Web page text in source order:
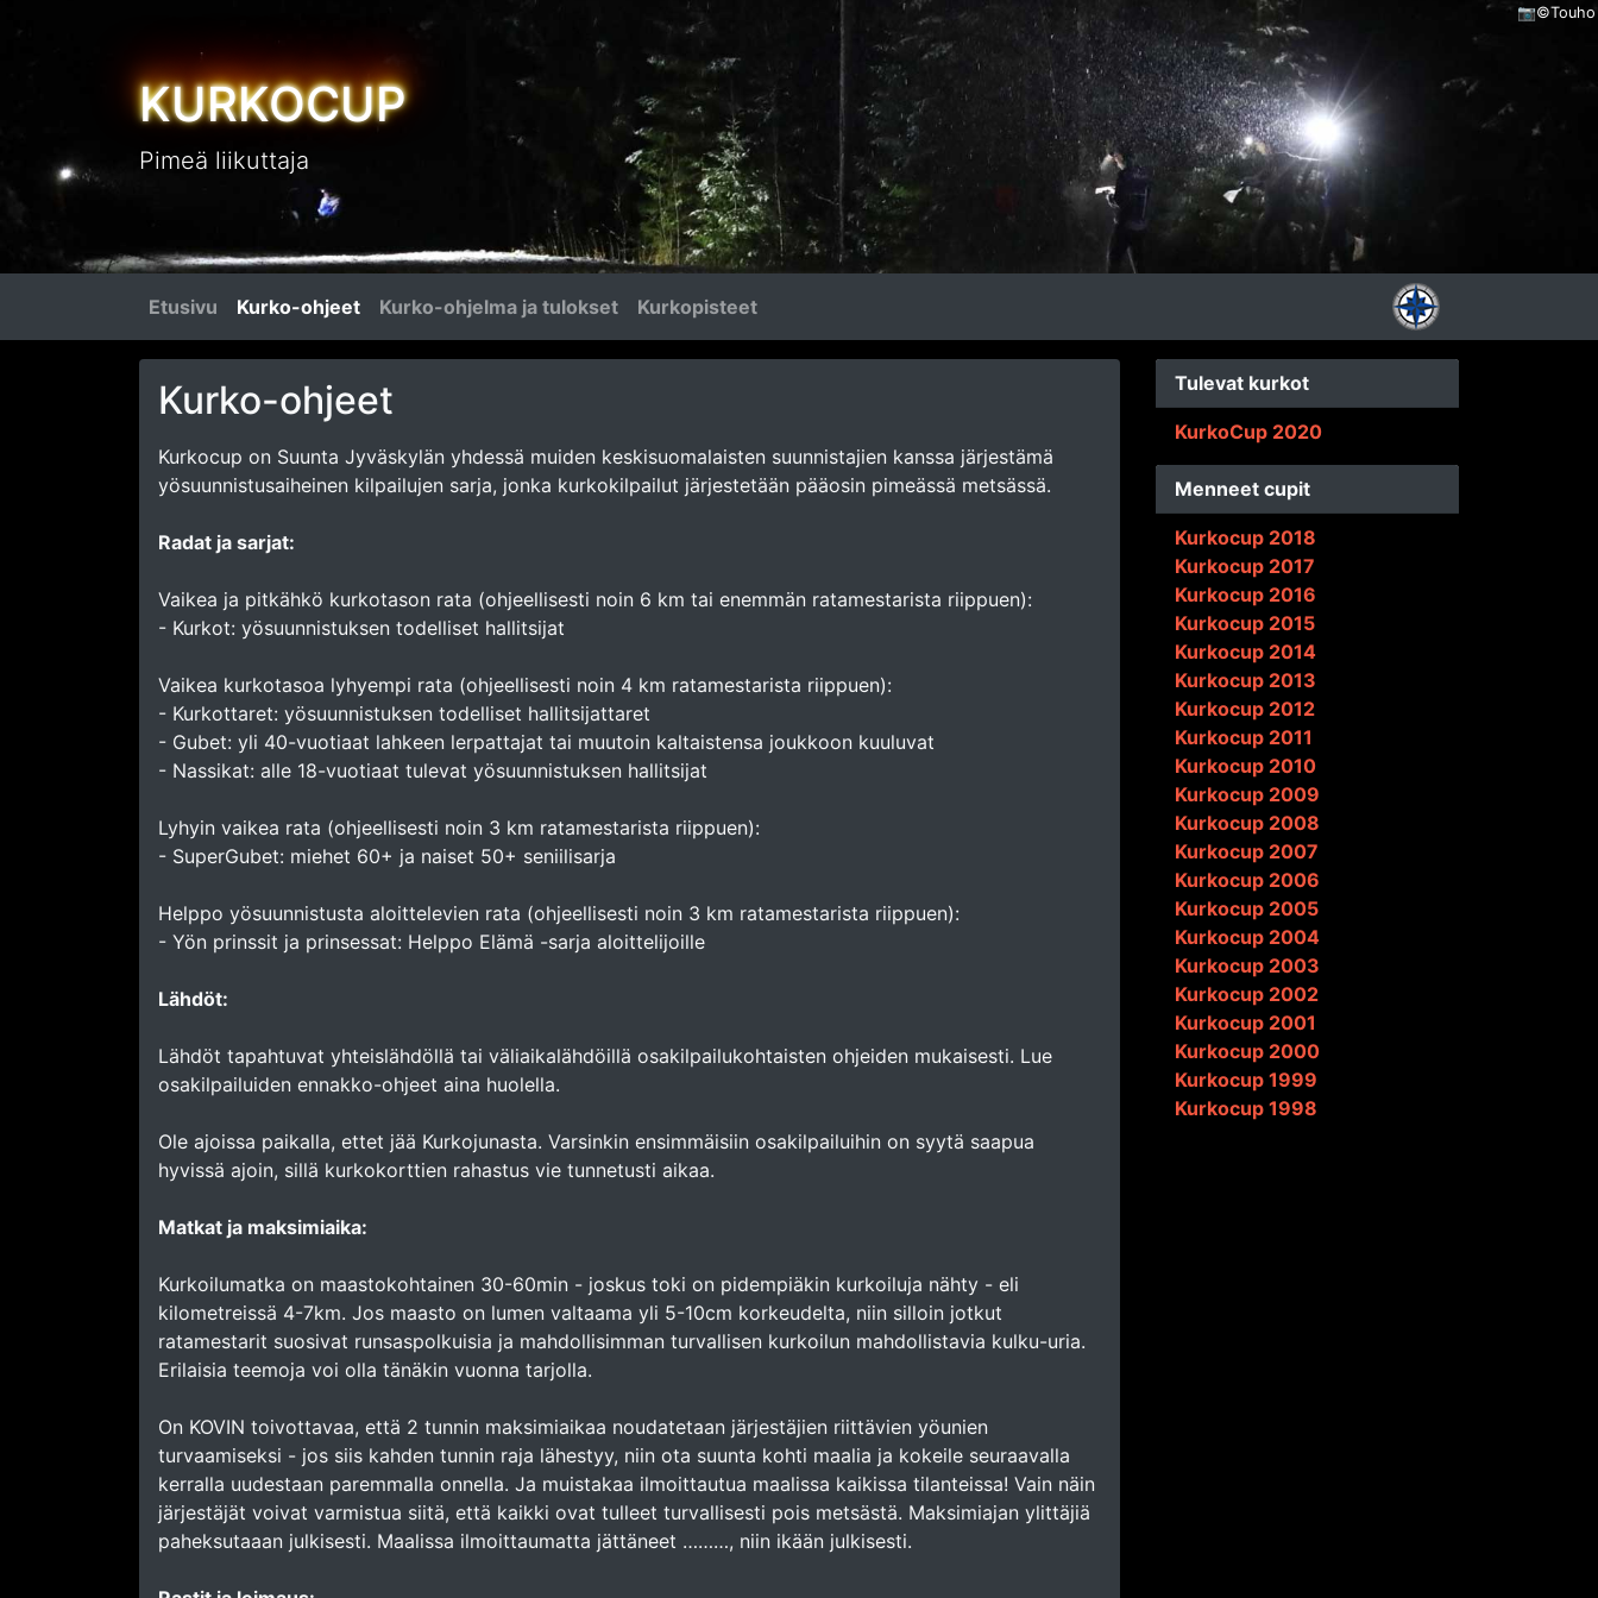
📷©Touho
KURKOCUP
Pimeä liikuttaja
Etusivu Kurko-ohjeet Kurko-ohjelma ja tulokset Kurkopisteet
Kurko-ohjeet
Kurkocup on Suunta Jyväskylän yhdessä muiden keskisuomalaisten suunnistajien kanssa järjestämä
yösuunnistusaiheinen kilpailujen sarja, jonka kurkokilpailut järjestetään pääosin pimeässä metsässä.
Radat ja sarjat:
Vaikea ja pitkähkö kurkotason rata (ohjeellisesti noin 6 km tai enemmän ratamestarista riippuen):
- Kurkot: yösuunnistuksen todelliset hallitsijat
Vaikea kurkotasoa lyhyempi rata (ohjeellisesti noin 4 km ratamestarista riippuen):
- Kurkottaret: yösuunnistuksen todelliset hallitsijattaret
- Gubet: yli 40-vuotiaat lahkeen lerpattajat tai muutoin kaltaistensa joukkoon kuuluvat
- Nassikat: alle 18-vuotiaat tulevat yösuunnistuksen hallitsijat
Lyhyin vaikea rata (ohjeellisesti noin 3 km ratamestarista riippuen):
- SuperGubet: miehet 60+ ja naiset 50+ seniilisarja
Helppo yösuunnistusta aloittelevien rata (ohjeellisesti noin 3 km ratamestarista riippuen):
- Yön prinssit ja prinsessat: Helppo Elämä -sarja aloittelijoille
Lähdöt:
Lähdöt tapahtuvat yhteislähdöllä tai väliaikalähdöillä osakilpailukohtaisten ohjeiden mukaisesti. Lue
osakilpailuiden ennakko-ohjeet aina huolella.
Ole ajoissa paikalla, ettet jää Kurkojunasta. Varsinkin ensimmäisiin osakilpailuihin on syytä saapua
hyvissä ajoin, sillä kurkokorttien rahastus vie tunnetusti aikaa.
Matkat ja maksimiaika:
Kurkoilumatka on maastokohtainen 30-60min - joskus toki on pidempiäkin kurkoiluja nähty - eli
kilometreissä 4-7km. Jos maasto on lumen valtaama yli 5-10cm korkeudelta, niin silloin jotkut
ratamestarit suosivat runsaspolkuisia ja mahdollisimman turvallisen kurkoilun mahdollistavia kulku-uria.
Erilaisia teemoja voi olla tänäkin vuonna tarjolla.
On KOVIN toivottavaa, että 2 tunnin maksimiaikaa noudatetaan järjestäjien riittävien yöunien
turvaamiseksi - jos siis kahden tunnin raja lähestyy, niin ota suunta kohti maalia ja kokeile seuraavalla
kerralla uudestaan paremmalla onnella. Ja muistakaa ilmoittautua maalissa kaikissa tilanteissa! Vain näin
järjestäjät voivat varmistua siitä, että kaikki ovat tulleet turvallisesti pois metsästä. Maksimiajan ylittäjiä
paheksutaaan julkisesti. Maalissa ilmoittaumatta jättäneet ………, niin ikään julkisesti.
Tulevat kurkot
KurkoCup 2020
Menneet cupit
Kurkocup 2018
Kurkocup 2017
Kurkocup 2016
Kurkocup 2015
Kurkocup 2014
Kurkocup 2013
Kurkocup 2012
Kurkocup 2011
Kurkocup 2010
Kurkocup 2009
Kurkocup 2008
Kurkocup 2007
Kurkocup 2006
Kurkocup 2005
Kurkocup 2004
Kurkocup 2003
Kurkocup 2002
Kurkocup 2001
Kurkocup 2000
Kurkocup 1999
Kurkocup 1998